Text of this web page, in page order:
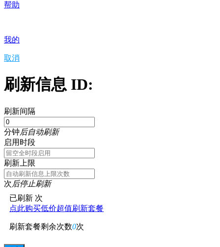
帮助
我的
取消
刷新信息 ID:
刷新间隔
分钟后自动刷新
启用时段
刷新上限
次后停止刷新
已刷新 次
点此购买低价超值刷新套餐
刷新套餐剩余次数0次